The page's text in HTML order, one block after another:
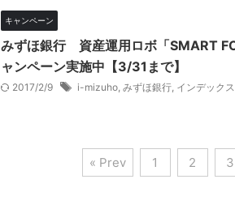
キャンペーン
みずほ銀行 資産運用ロボ「SMART
ャンペーン実施中【3/31まで】
2017/2/9 i-mizuho, みずほ銀行, インデックス
« Prev 1 2 3